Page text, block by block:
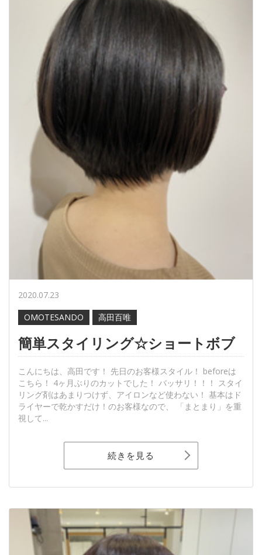
2020.07.23
OMOTESANDO
高田百唯
簡単スタイリング☆ショートボブ
こんにちは、高田です！ 先日のお客様スタイル！ beforeは
こちら！ 4ヶ月ぶりのカットでした！ バッサリ！！！ スタイ
リング剤はあまりつけず、アイロンなど使わない！ 基本はド
ライヤーで乾かすだけ！のお客様なので、 「まとまり」を重
視して...
続きを見る